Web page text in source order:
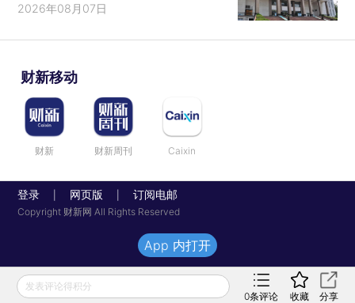
2026年08月07日
财新移动
财新 财新周刊 Caixin
登录 网页版 订阅电邮
Copyright 财新网 All Rights Reserved
发表评论得积分
0条评论 收藏 分享
App 内打开